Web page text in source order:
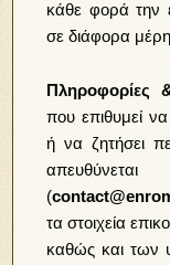
κάθε φορά την
σε διάφορα
Πληροφορίες
που επιθυμεί
ή να ζητήσει
(
τα στοιχεία
καθώς και των